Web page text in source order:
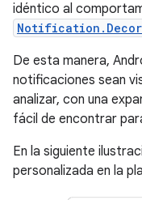
idéntico al
De esta manera,
notificaciones sean
analizar, con una
fácil de encontrar
En la siguiente
personalizada en la